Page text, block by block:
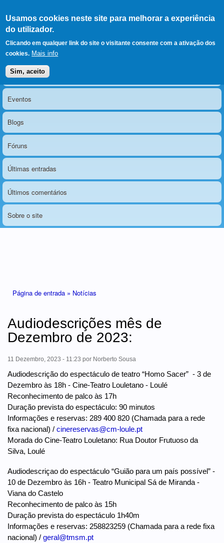
Usamos cookies neste site para melhorar a experiência
do utilizador.
Clicando em qualquer link do site o visitante consente com a ativação dos
cookies. Mais info
Sim, aceito
LERPARAVER , ir para a
página principal
O portal da visão diferente
Menu principal
Notícias
Eventos
Blogs
Fóruns
Últimas entradas
Últimos comentários
Sobre o site
Página de entrada » Notícias
Audiodescrições mês de
Dezembro de 2023:
11 Dezembro, 2023 - 11:23 por Norberto Sousa
Audiodescrição do espectáculo de teatro “Homo Sacer” - 3 de
Dezembro às 18h - Cine-Teatro Louletano - Loulé
Reconhecimento de palco às 17h
Duração prevista do espectáculo: 90 minutos
Informações e reservas: 289 400 820 (Chamada para a rede
fixa nacional) / cinereservas@cm-loule.pt
Morada do Cine-Teatro Louletano: Rua Doutor Frutuoso da
Silva, Loulé
Audiodescriçao do espectáculo “Guião para um país possível” -
10 de Dezembro às 16h - Teatro Municipal Sá de Miranda -
Viana do Castelo
Reconhecimento de palco às 15h
Duração prevista do espectáculo 1h40m
Informações e reservas: 258823259 (Chamada para a rede fixa
nacional) / geral@tmsm.pt